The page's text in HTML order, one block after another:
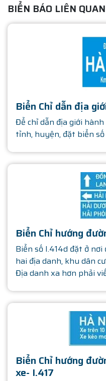
BIỂN BÁO LIÊN QUAN
Biển Chỉ dẫn địa
Để chỉ dẫn địa giới
tỉnh, huyện, đặt biển số
Biển Chỉ hướng
Biển số I.414d đặt ở
hai địa danh, khu dân
Địa danh xa hơn phải
Biển Chỉ hướng
xe- I.417